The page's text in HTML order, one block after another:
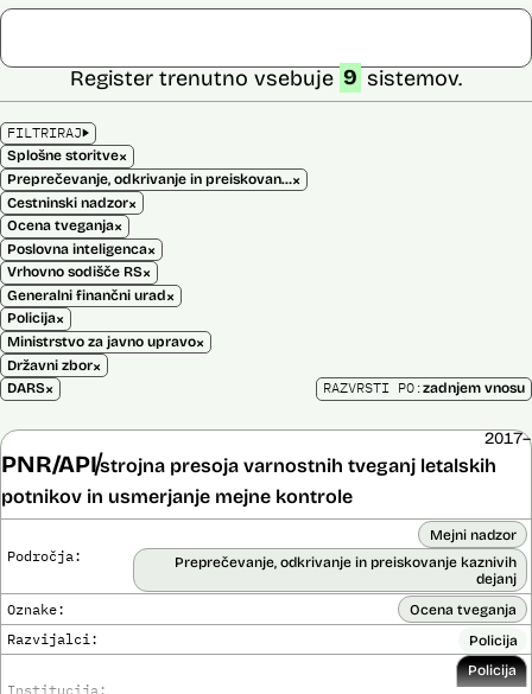
FILTRIRAJ
Splošne storitve×
Preprečevanje, odkrivanje in preiskovanje kaznivih dejanj×
Cestninski nadzor×
Ocena tveganja×
Poslovna inteligenca×
Vrhovno sodišče RS×
Generalni finančni urad×
Policija×
Ministrstvo za javno upravo×
Državni zbor×
DARS×
Register trenutno vsebuje 9 sistemov.
RAZVRSTI PO:zadnjem vnosu
PNR/APIstrojna presoja varnostnih tveganj letalskih
potnikov in usmerjanje mejne kontrole
2017–
Področja:
Mejni nadzor
Preprečevanje, odkrivanje in preiskovanje kaznivih
dejanj
Oznake: Ocena tveganja
Razvijalci: Policija
Institucija:
Policija